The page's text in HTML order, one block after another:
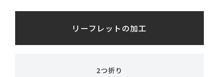
リーフレットの加工
2つ折り